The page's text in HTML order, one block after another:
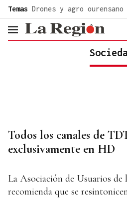
Temas Drones y agro ourensano
header.menu.open
Todos los canales de
exclusivamente en HD
La Asociación de Usuarios de
recomienda que se